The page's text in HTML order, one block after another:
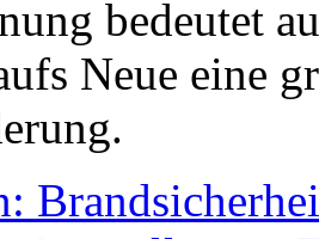
bedeutet
Neue eine